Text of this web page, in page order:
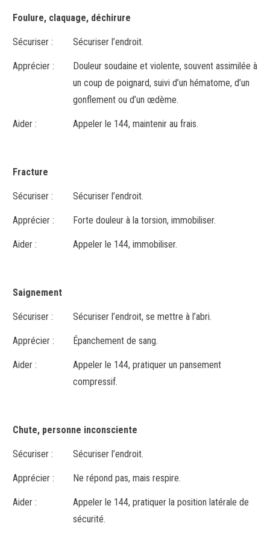
Foulure, claquage, déchirure
Sécuriser : Sécuriser l’endroit.
Apprécier :
Douleur soudaine et violente, souvent assimilée à
un coup de poignard, suivi d’un hématome, d’un
gonflement ou d’un œdème.
Aider : Appeler le 144, maintenir au frais.
Fracture
Sécuriser : Sécuriser l’endroit.
Apprécier : Forte douleur à la torsion, immobiliser.
Aider : Appeler le 144, immobiliser.
Saignement
Sécuriser : Sécuriser l’endroit, se mettre à l’abri.
Apprécier : Épanchement de sang.
Aider :
Appeler le 144, pratiquer un pansement
compressif.
Chute, personne inconsciente
Sécuriser : Sécuriser l’endroit.
Apprécier : Ne répond pas, mais respire.
Aider :
Appeler le 144, pratiquer la position latérale de
sécurité.